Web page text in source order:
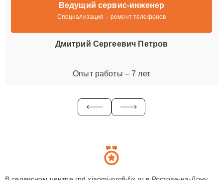
Ведущий сервис-инженер
Специализация – ремонт телефонов
Дмитрий Сергеевич Петров
Опыт работы – 7 лет